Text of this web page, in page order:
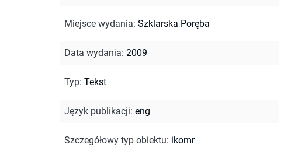
Miejsce wydania: Szklarska Poręba
Data wydania: 2009
Typ: Tekst
Język publikacji: eng
Szczegółowy typ obiektu: ikomr